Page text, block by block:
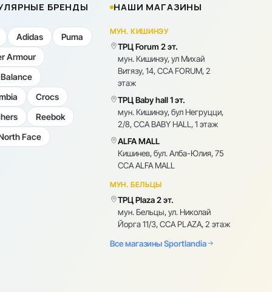
БРЕНДЫ
Adidas
Puma
Armour
Crocs
Reebok
Face
НАШИ МАГАЗИНЫ
МУН. КИШИНЭУ
ТРЦ Forum 2 эт.
мун. Кишинэу, ул Михай
Витязу, 14, CCA FORUM, 2
этаж
ТРЦ Baby hall 1 эт.
мун. Кишинэу, бул Негруцци,
2/8, CCA BABY HALL, 1 этаж
ALFA MALL
Кишинев, бул. Алба-Юлия, 75
CCA ALFA MALL
МУН. БЕЛЬЦЫ
ТРЦ Plaza 2 эт.
мун. Бельцы, ул. Николай
Йорга 11/3, CCA PLAZA, 2 этаж
Все магазины Sportlandia